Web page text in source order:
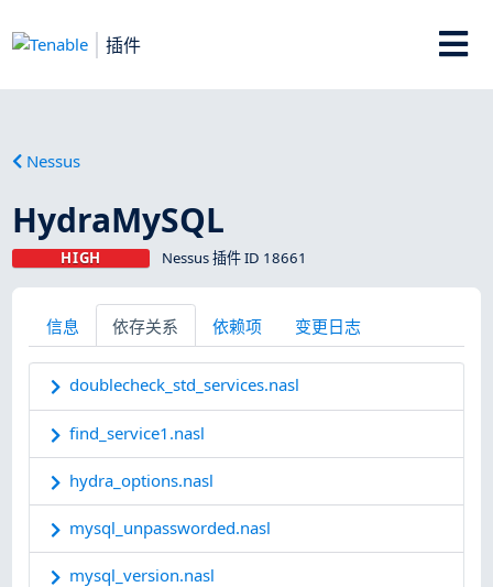
插件
Nessus
HydraMySQL
HIGH Nessus 插件 ID 18661
信息 依存关系 依赖项 变更日志
doublecheck_std_services.nasl
find_service1.nasl
hydra_options.nasl
mysql_unpassworded.nasl
mysql_version.nasl